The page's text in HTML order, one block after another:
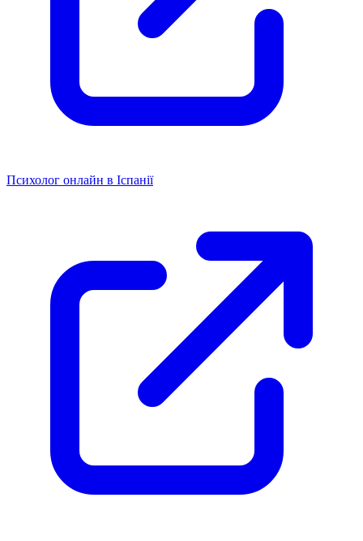
Психолог онлайн в Іспанії